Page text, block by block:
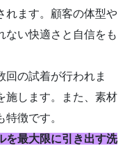
れます。顧客の体型や
ない快適さと自信をも
の試着が行われま
施します。また、素材
徴です。
を最大限に引き出す洗